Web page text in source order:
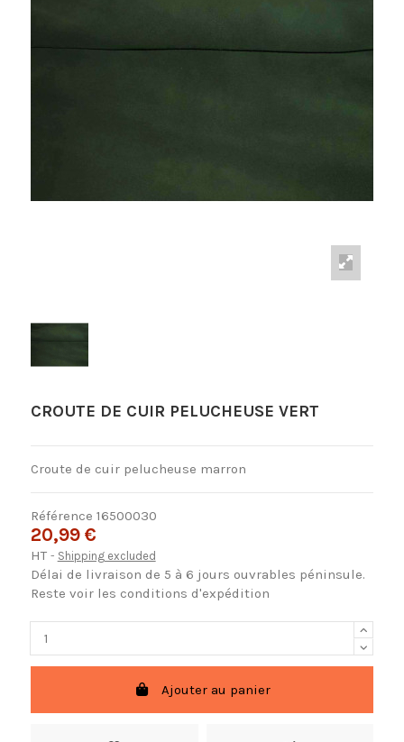
CROUTE DE CUIR PELUCHEUSE VERT
Croute de cuir pelucheuse marron
Référence 16500030
20,99 €
HT Shipping excluded
Délai de livraison de 5 à 6 jours ouvrables péninsule.
Reste voir les conditions d'expédition
Ajouter au panier